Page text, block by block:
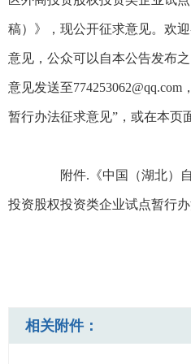
稿）》，现公开征求意见。欢
意见，公众可以自本公告发布
意见发送至
暂行办法征求意见”，或在本页
附件.《中国（湖北）自
投资股权投资类企业试点暂行办
相关附件：